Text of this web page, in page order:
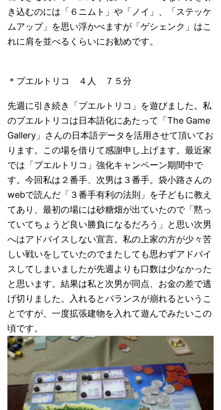
き込むのには「６ニムト」や「ノイ」、「ステッケ
ムアップ」を思い浮かべますが「ゲシェンク」はこ
れに肩を並べるくらいにお勧めです。
＊プエルトリコ ４人 ７５分
先週に引き続き「プエルトリコ」を遊びました。私
のプエルトリコは日本語化にあたって「The Game
Gallery」さんの日本語データを活用させて頂いてお
ります。この場を借りて感謝申し上げます。最近家
では「プエルトリコ」強化キャンペーン期間中で
す。今回私は２番手、次男は３番手。袋小路さんの
webで読んだ「３番手有利の法則」を子どもに教え
てあり、最初の場には砂糖畑が出ていたので「黙っ
ていてちょうど良い勝負になるだろう」と思い次男
へはアドバイスしない宣言。私の上家の方が少々苦
しい戦いをしていたのでまたしても思わずアドバイ
スしてしまいましたが先週よりも口数は少なかった
と思います。結果は私と次男が同点、お金の差で逃
げ切りました。入れるとバランスが崩れるというこ
とですが、一度拡張建物を入れて遊んでみたいこの
頃です。